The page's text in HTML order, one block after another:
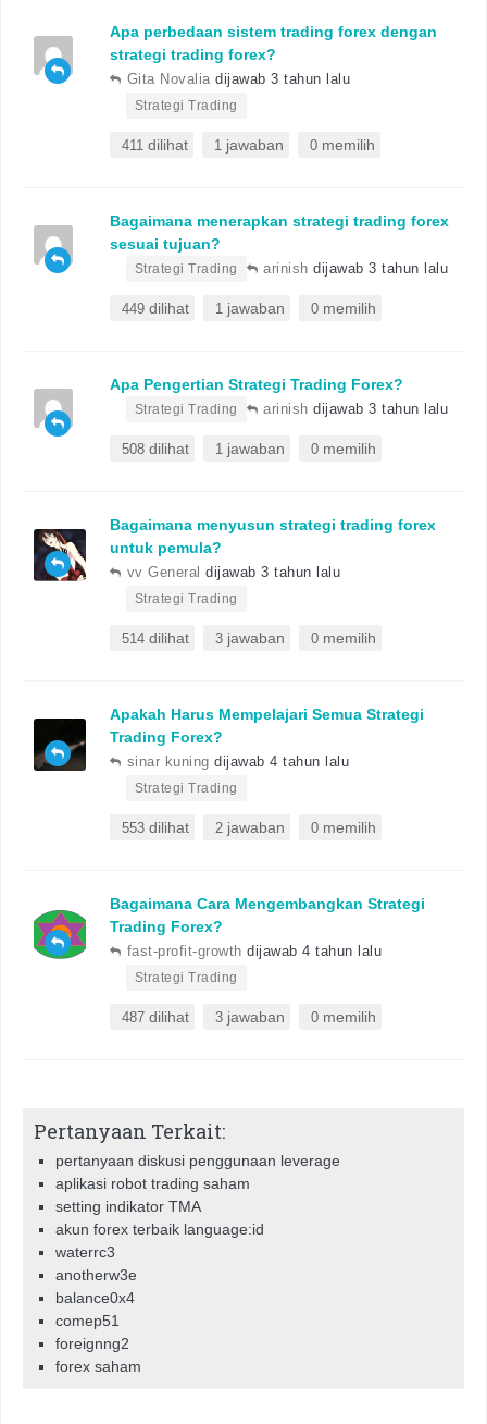
Apa perbedaan sistem trading forex dengan
strategi trading forex?
Gita Novalia dijawab 3 tahun lalu
Strategi Trading
411 dilihat 1 jawaban 0 memilih
Bagaimana menerapkan strategi trading forex
sesuai tujuan?
arinish dijawab 3 tahun lalu
Strategi Trading
449 dilihat 1 jawaban 0 memilih
Apa Pengertian Strategi Trading Forex?
arinish dijawab 3 tahun lalu
Strategi Trading
508 dilihat 1 jawaban 0 memilih
Bagaimana menyusun strategi trading forex
untuk pemula?
vv General dijawab 3 tahun lalu
Strategi Trading
514 dilihat 3 jawaban 0 memilih
Apakah Harus Mempelajari Semua Strategi
Trading Forex?
sinar kuning dijawab 4 tahun lalu
Strategi Trading
553 dilihat 2 jawaban 0 memilih
Bagaimana Cara Mengembangkan Strategi
Trading Forex?
fast-profit-growth dijawab 4 tahun lalu
Strategi Trading
487 dilihat 3 jawaban 0 memilih
Pertanyaan Terkait:
pertanyaan diskusi penggunaan leverage
aplikasi robot trading saham
setting indikator TMA
akun forex terbaik language:id
waterrc3
anotherw3e
balance0x4
comep51
foreignng2
forex saham